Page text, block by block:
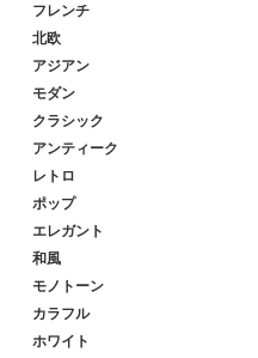
フレンチ
北欧
アジアン
モダン
クラシック
アンティーク
レトロ
ポップ
エレガント
和風
モノトーン
カラフル
ホワイト